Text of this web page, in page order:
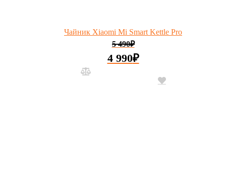
Чайник Xiaomi Mi Smart Kettle Pro
5 490₽
4 990₽